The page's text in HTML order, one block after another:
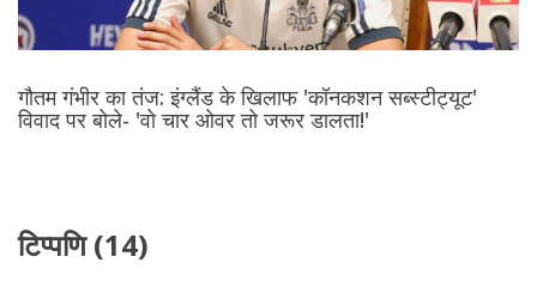
गौतम गंभीर का तंज: इंग्लैंड के खिलाफ 'कॉनकशन सब्स्टीट्यूट'
विवाद पर बोले- 'वो चार ओवर तो जरूर डालता!'
टिप्पणि (14)